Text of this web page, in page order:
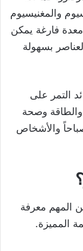
والمغنيسيوم
معدة فارغة يمكن
بسهولة
التمر على
والطاقة وصحة
والأشخاص
المهم معرفة
المميزة.